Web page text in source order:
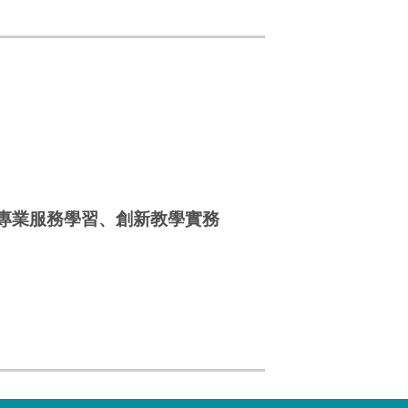
業服務學習、創新教學實務